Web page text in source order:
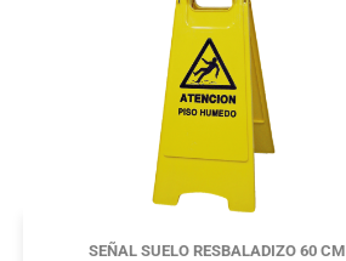
SEÑAL SUELO RESBALADIZO 60 CM